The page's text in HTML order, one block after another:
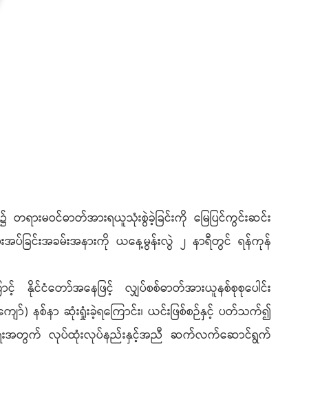
ားမဝင်ဓာတ်အားရယူသုံးစွဲခဲ့ခြင်းကို မြေပြင်ကွင်းဆင်း
အပ်ခြင်းအခမ်းအနားကို ယနေ့မွန်းလွဲ ၂ နာရီတွင် ရန်ကုန်
နိုင်ငံတော်အနေဖြင့် လျှပ်စစ်ဓာတ်အားယူနစ်စုစုပေါင်း
ာ်) နစ်နာ ဆုံးရှုံးခဲ့ရကြောင်း၊ ယင်းဖြစ်စဉ်နှင့် ပတ်သက်၍
ည်ရရှိရေးအတွက် လုပ်ထုံးလုပ်နည်းနှင့်အညီ ဆက်လက်ဆောင်ရွက်